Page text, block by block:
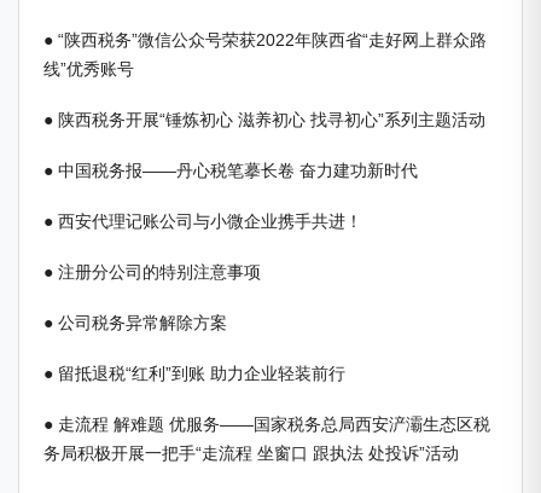
● “陕西税务”微信公众号荣获2022年陕西省“走好网上群众路
线”优秀账号
● 陕西税务开展“锤炼初心 滋养初心 找寻初心”系列主题活动
● 中国税务报——丹心税笔摹长卷 奋力建功新时代
● 西安代理记账公司与小微企业携手共进！
● 注册分公司的特别注意事项
● 公司税务异常解除方案
● 留抵退税“红利”到账 助力企业轻装前行
● 走流程 解难题 优服务——国家税务总局西安浐灞生态区税
务局积极开展一把手“走流程 坐窗口 跟执法 处投诉”活动